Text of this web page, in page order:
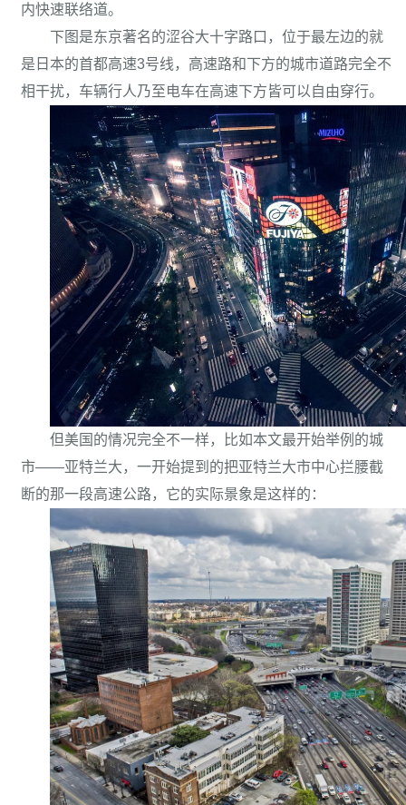
内快速联络道。
下图是东京著名的涩谷大十字路口，位于最左边的就
是日本的首都高速3号线，高速路和下方的城市道路完全不
相干扰，车辆行人乃至电车在高速下方皆可以自由穿行。
但美国的情况完全不一样，比如本文最开始举例的城
市——亚特兰大，一开始提到的把亚特兰大市中心拦腰截
断的那一段高速公路，它的实际景象是这样的：